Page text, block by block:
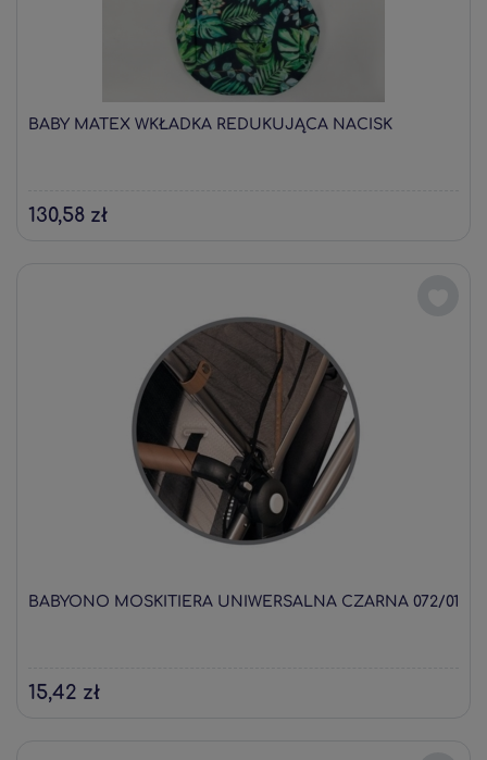
BABY MATEX WKŁADKA REDUKUJĄCA NACISK
130,58 zł
BABYONO MOSKITIERA UNIWERSALNA CZARNA 072/01
15,42 zł